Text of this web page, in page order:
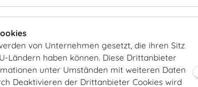
Hauptbahnhof – U1 bis Stephansplatz –
Westbahnhof – U3 bis Volkstheater oder
der Österreichischen Bundesbahnen (ÖBB)
von Unternehmen gesetzt, die ihren Sitz
Ländern haben können. Diese Drittanbieter
unter Umständen mit weiteren Daten
Deaktivieren der Drittanbieter Cookies wird